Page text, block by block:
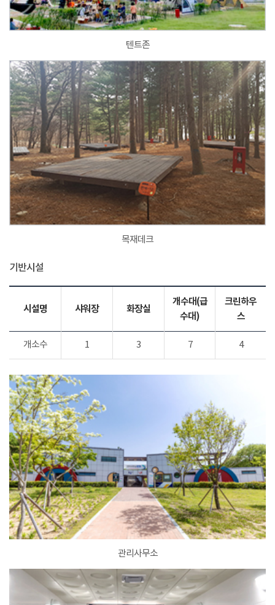
텐트존
목재데크
기반시설
시설명 샤워장 화장실
개수대(급
수대)
크린하우
스
개소수 1 3 7 4
관리사무소